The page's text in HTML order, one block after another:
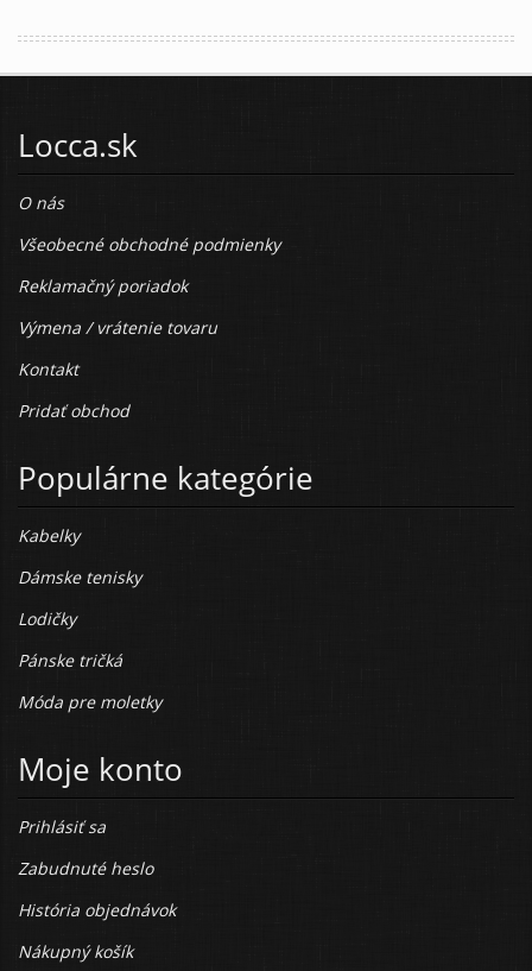
Locca.sk
O nás
Všeobecné obchodné podmienky
Reklamačný poriadok
Výmena / vrátenie tovaru
Kontakt
Pridať obchod
Populárne kategórie
Kabelky
Dámske tenisky
Lodičky
Pánske tričká
Móda pre moletky
Moje konto
Prihlásiť sa
Zabudnuté heslo
História objednávok
Nákupný košík